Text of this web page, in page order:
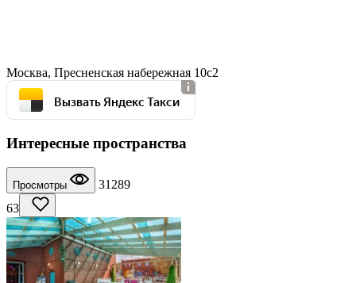
Москва, Пресненская набережная 10с2
Вызвать Яндекс Такси
Интересные пространства
Просмотры
31289
63